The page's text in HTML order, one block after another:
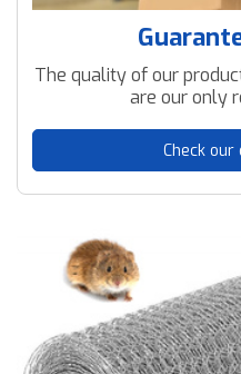
The quality of our
are our only
Check